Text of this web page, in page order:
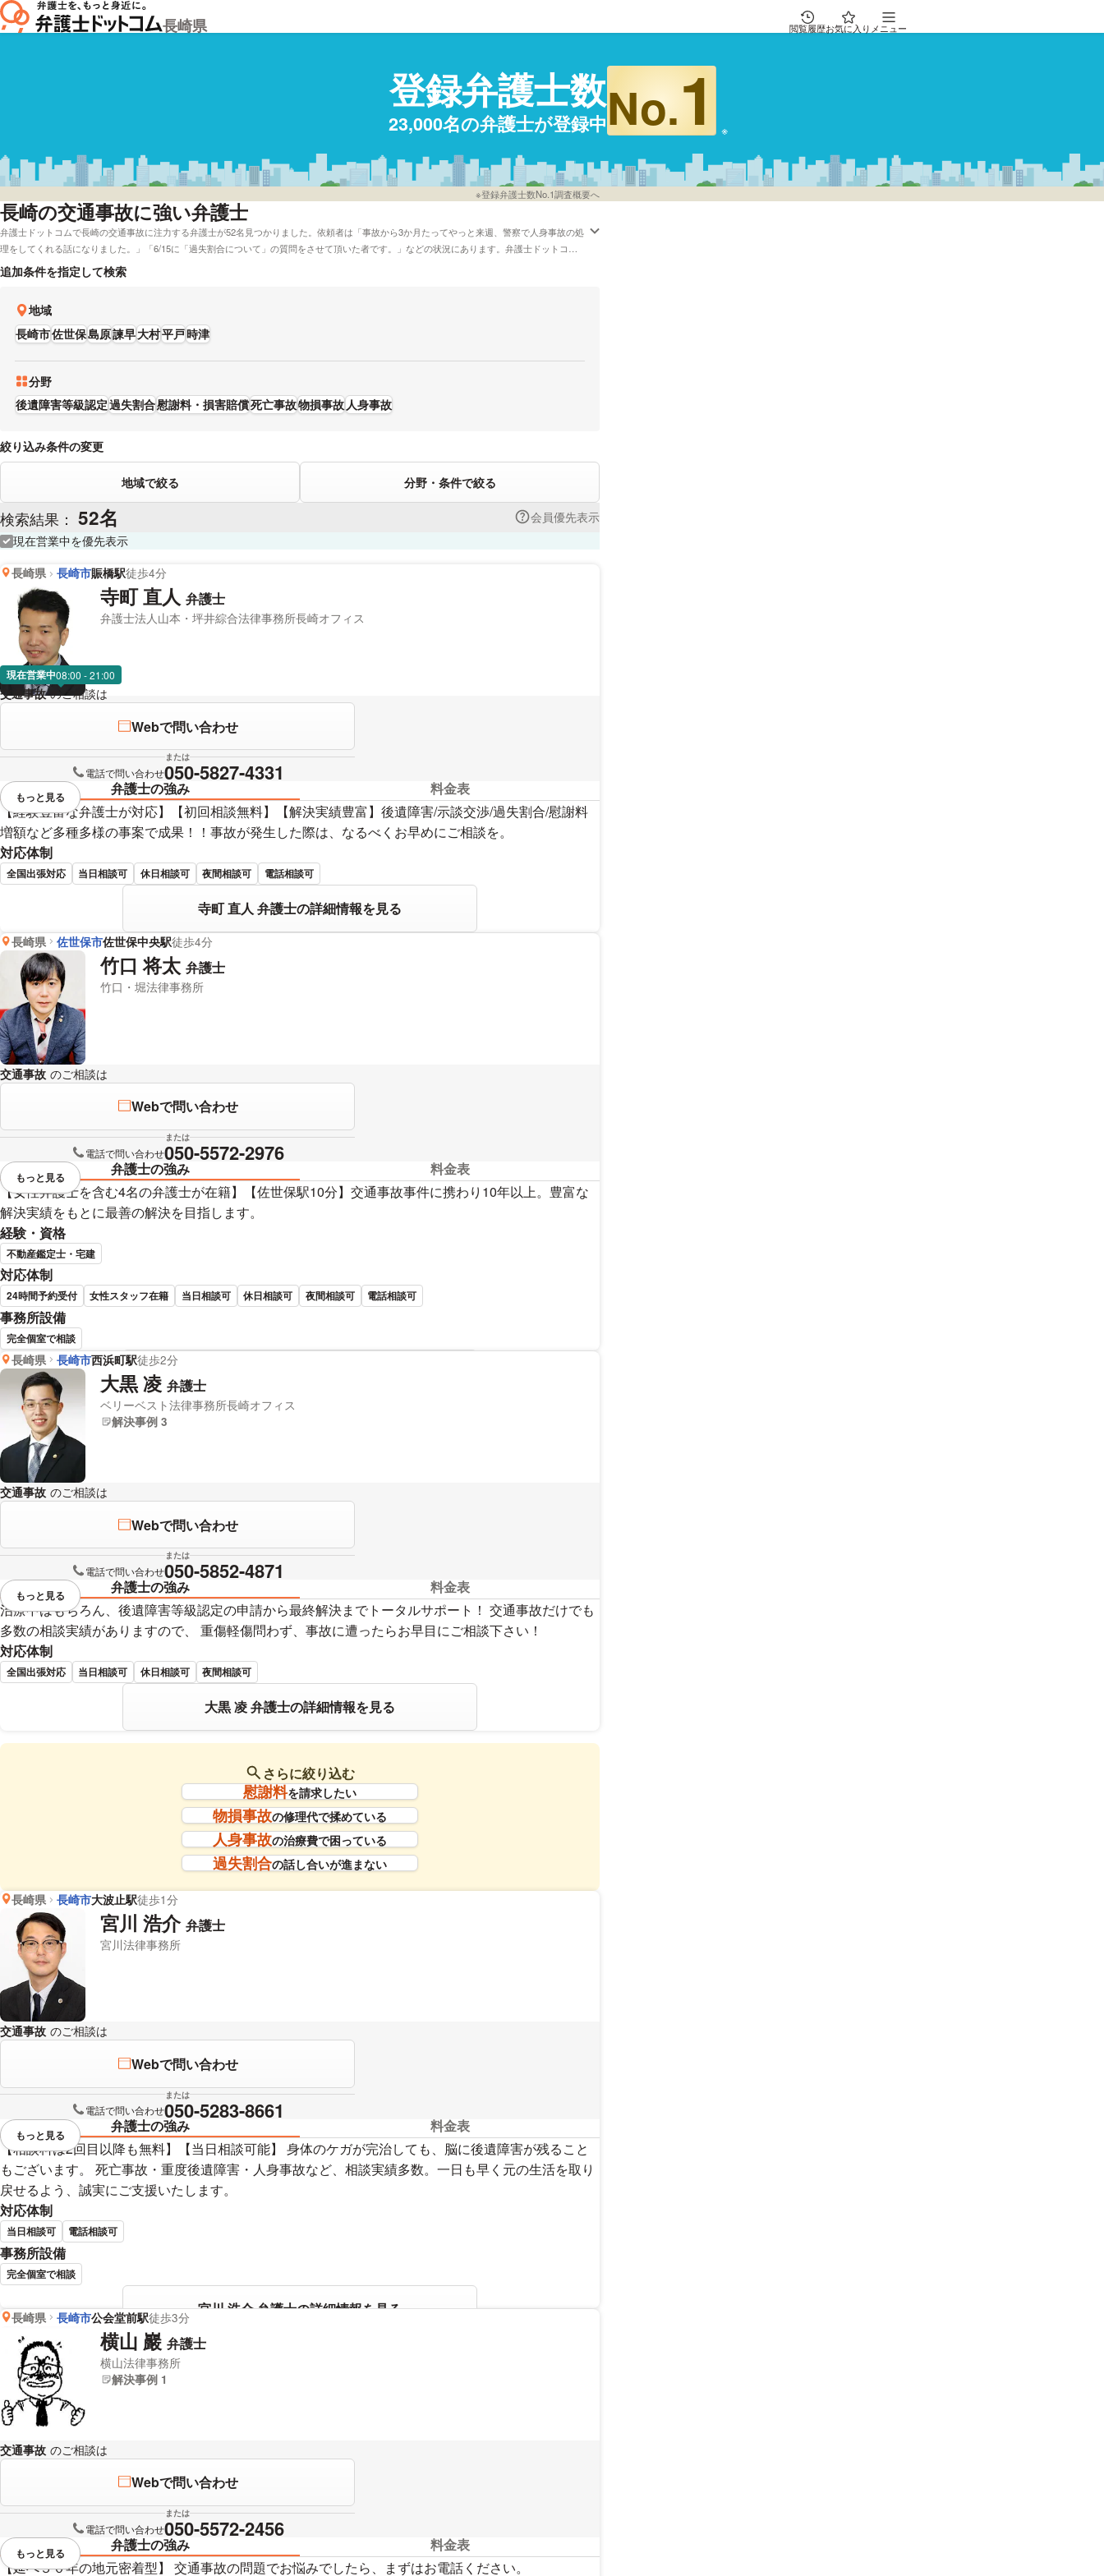
長崎県 閲覧履歴お気に入り メニュー
登録弁護士数
23,000名の弁護士が登録中No.1
※登録弁護士数No.1調査概要へ
長崎の交通事故に強い弁護士
弁護士ドットコムで長崎の交通事故に注力する弁護士が52名見つかりました。依頼者は「事故から3か月たってやっと来週、警察で人身事故の処
理をしてくれる話になりました。」「6/15に「過失割合について」の質問をさせて頂いた者です。」などの状況にあります。弁護士ドットコム
では弁護士費用を後払いで受け付けしてくれる弁護士や初回相談を無料で対応してくれる長崎の弁護士といったさまざまなニーズ別で調べるこ
とができます。具体的には「交通事故に強い弁護士やレビューが良い弁護士の選び方などの情報はリサーチしたけど、長崎周辺の法律事務所の
につきましては弁護士がサポート致します。」とおっしゃる方もおります。交通事故に悩んでいる方は本サイトに登録する弁護士22,835人の中
から、報酬基準や能力などの条件を踏まえて、自身にあう弁護士に電話またはメールをしてみてください。
追加条件を指定して検索
地域
長崎市佐世保島原諫早大村平戸時津
分野
後遺障害等級認定過失割合慰謝料・損害賠償死亡事故物損事故 人身事故
絞り込み条件の変更
地域で絞る 分野・条件で絞る
検索結果： 52名
会員優先表示
現在営業中を優先表示
長崎県 長崎市賑橋駅徒歩4分
寺町 直人 弁護士
弁護士法人山本・坪井綜合法律事務所長崎オフィス
現在営業中08:00 - 21:00
交通事故 のご相談は
Webで問い合わせ
または
電話で問い合わせ050-5827-4331
弁護士の強み
料金表
【経験豊富な弁護士が対応】【初回相談無料】【解決実績豊富】後遺障害/示談交渉/過失割合/慰謝料
増額など多種多様の事案で成果！！事故が発生した際は、なるべくお早めにご相談を。
対応体制
全国出張対応 当日相談可 休日相談可 夜間相談可 電話相談可
寺町 直人 弁護士の詳細情報を見る
視覚的に省略されている要素を
もっと見る
長崎県 佐世保市佐世保中央駅徒歩4分
竹口 将太 弁護士
竹口・堀法律事務所
交通事故 のご相談は
Webで問い合わせ
または
電話で問い合わせ050-5572-2976
弁護士の強み
料金表
【女性弁護士を含む4名の弁護士が在籍】【佐世保駅10分】交通事故事件に携わり10年以上。豊富な
解決実績をもとに最善の解決を目指します。
経験・資格
不動産鑑定士・宅建
対応体制
24時間予約受付 女性スタッフ在籍 当日相談可 休日相談可 夜間相談可 電話相談可
事務所設備
完全個室で相談
視覚的に省略されている要素を
もっと見る
長崎県 長崎市西浜町駅徒歩2分
大黒 凌 弁護士
ベリーベスト法律事務所長崎オフィス
解決事例 3
交通事故 のご相談は
Webで問い合わせ
または
電話で問い合わせ050-5852-4871
弁護士の強み
料金表
治療中はもちろん、後遺障害等級認定の申請から最終解決までトータルサポート！ 交通事故だけでも
多数の相談実績がありますので、 重傷軽傷問わず、事故に遭ったらお早目にご相談下さい！
対応体制
全国出張対応 当日相談可 休日相談可 夜間相談可
大黒 凌 弁護士の詳細情報を見る
視覚的に省略されている要素を
もっと見る
さらに絞り込む
慰謝料を請求したい
物損事故の修理代で揉めている
人身事故の治療費で困っている
過失割合の話し合いが進まない
長崎県 長崎市大波止駅徒歩1分
宮川 浩介 弁護士
宮川法律事務所
交通事故 のご相談は
Webで問い合わせ
または
電話で問い合わせ050-5283-8661
弁護士の強み
料金表
【相談料は2回目以降も無料】【当日相談可能】 身体のケガが完治しても、脳に後遺障害が残ること
もございます。 死亡事故・重度後遺障害・人身事故など、相談実績多数。一日も早く元の生活を取り
戻せるよう、誠実にご支援いたします。
対応体制
当日相談可 電話相談可
事務所設備
完全個室で相談
宮川 浩介 弁護士の詳細情報を見る
視覚的に省略されている要素を
もっと見る
長崎県 長崎市公会堂前駅徒歩3分
横山 巖 弁護士
横山法律事務所
解決事例 1
交通事故 のご相談は
Webで問い合わせ
または
電話で問い合わせ050-5572-2456
弁護士の強み
料金表
【延べ５０年の地元密着型】 交通事故の問題でお悩みでしたら、まずはお電話ください。
視覚的に省略されている要素を
もっと見る